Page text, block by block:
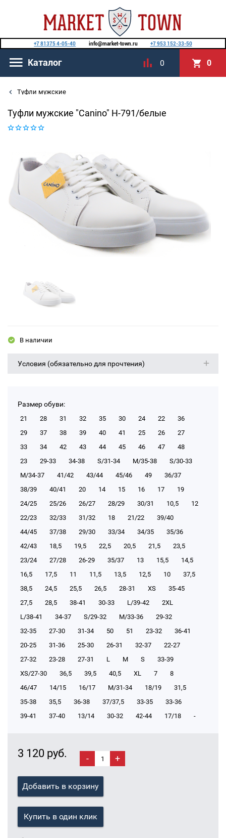
+7 81375 4-05-40 info@market-town.ru +7 953 152-33-50
Каталог 0 0
Туфли мужские
Туфли мужские "Canino" H-791/белые
В наличии
Условия (обязательно для прочтения)
Размер обуви:
21 28 31 32 35 30 24 22
36
29
37 38 39 40 41 25 26
27
33
34 42 43 44 45 46 47
48
23
29-33 34-38 S/31-34 М/35-38
S/30-33
М/34-37
41/42 43/44 45/46 49
36/37
38/39
40/41 20 14 15 16 17
19
24/25
25/26 26/27 28/29 30/31 10,5
12
22/23
32/33 31/32 18 21/22
39/40
44/45
37/38 29/30 33/34 34/35
35/36
42/43
18,5 19,5 22,5 20,5 21,5
23,5
23/24
27/28 26-29 35/37 13 15,5
14,5
16,5
17,5 11 11,5 13,5 12,5 10
37,5
38,5
24,5 25,5 26,5 28-31 XS
35-45
27,5
28,5 38-41 30-33 L/39-42
2XL
L/38-41
34-37 S/29-32 М/33-36
29-32
32-35
27-30 31-34 50 51 23-32
36-41
20-25
31-36 25-30 26-31 32-37
22-27
27-32
23-28 27-31 L M S
33-39
XS/27-30
36,5 39,5 40,5 XL 7
8
46/47
14/15 16/17 М/31-34 18/19
31,5
35-38
35,5 36-38 37/37,5 33-35
33-36
39-41
37-40 13/14 30-32 42-44 17/18 -
3 120 руб. - +
Добавить в корзину
Купить в один клик